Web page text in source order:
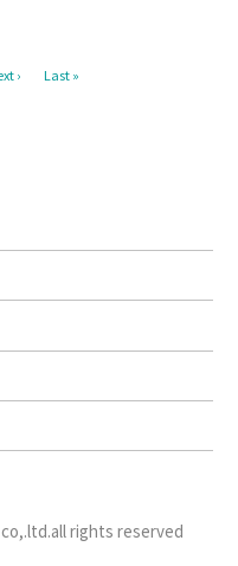
› Last »
all rights reserved